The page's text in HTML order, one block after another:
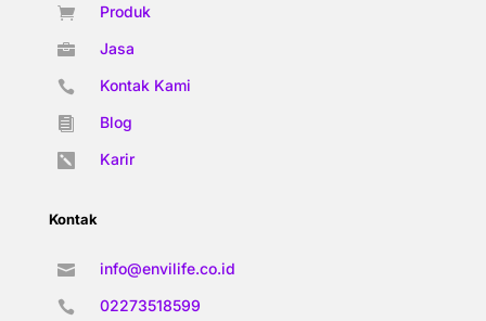
 Produk
 Jasa
 Kontak Kami
 Blog
 Karir
Kontak
 info@envilife.co.id
 02273518599